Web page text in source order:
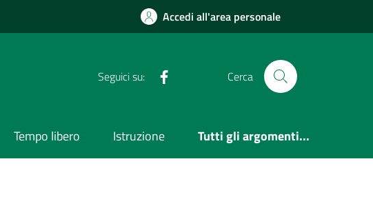
Accedi all'area personale
Seguici su: Cerca
Tempo libero Istruzione Tutti gli argomenti...